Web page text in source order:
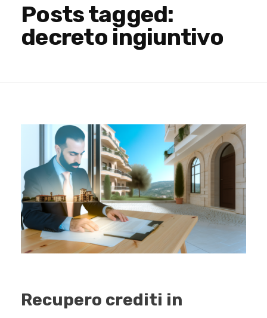
Posts tagged:
decreto ingiuntivo
Recupero crediti in